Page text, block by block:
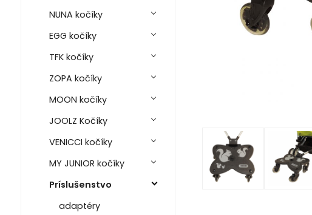
NUNA kočíky
EGG kočíky
TFK kočíky
ZOPA kočíky
MOON kočíky
JOOLZ Kočíky
VENICCI kočíky
MY JUNIOR kočíky
Príslušenstvo
adaptéry